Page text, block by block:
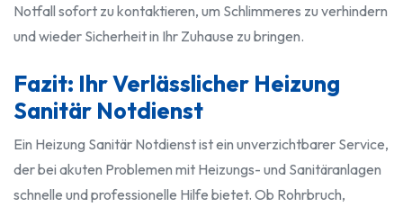
Notfall sofort zu kontaktieren, um Schlimmeres zu verhindern
und wieder Sicherheit in Ihr Zuhause zu bringen.
Fazit: Ihr Verlässlicher Heizung
Sanitär Notdienst
Ein Heizung Sanitär Notdienst ist ein unverzichtbarer Service,
der bei akuten Problemen mit Heizungs- und Sanitäranlagen
schnelle und professionelle Hilfe bietet. Ob Rohrbruch,